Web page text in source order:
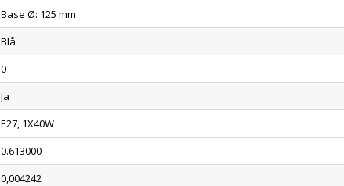
Base Ø: 125 mm
Blå
0
Ja
E27, 1X40W
0.613000
0,004242